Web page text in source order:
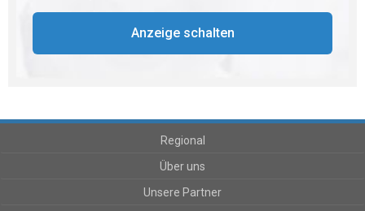
Anzeige schalten
Regional
Über uns
Unsere Partner